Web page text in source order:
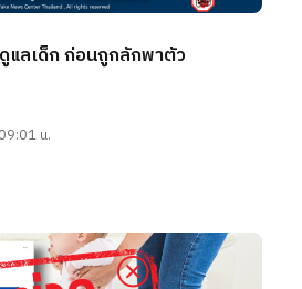
แลเด็ก ก่อนถูกลักพาตัว
น.